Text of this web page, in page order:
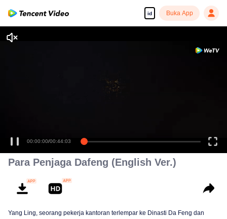
id Buka App
00:00:00/00:44:03
Para Penjaga Dafeng (English Ver.)
Yang Ling, seorang pekerja kantoran terlempar ke Dinasti Da Feng dan